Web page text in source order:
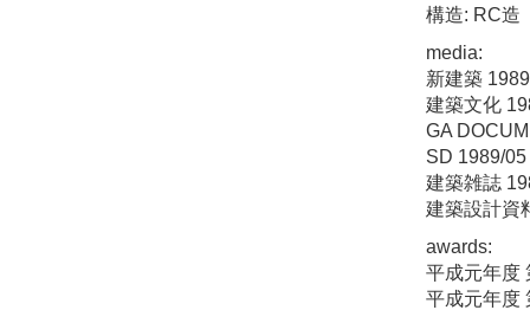
構造: RC造
media:
新建築
建築文化
GA
SD 1989/05
建築雑誌
建築設計資
awards:
平成元年度
平成元年度